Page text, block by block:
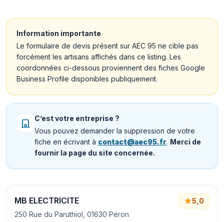
Information importante
Le formulaire de devis présent sur AEC 95 ne cible pas
forcément les artisans affichés dans ce listing. Les
coordonnées ci-dessous proviennent des fiches Google
Business Profile disponibles publiquement.
C’est votre entreprise ?
Vous pouvez demander la suppression de votre
fiche en écrivant à contact@aec95.fr. Merci de
fournir la page du site concernée.
MB ELECTRICITE
250 Rue du Paruthiol, 01630 Péron
5,0